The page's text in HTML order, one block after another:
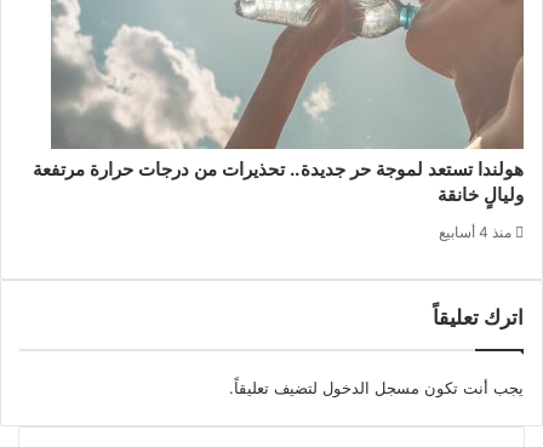
هولندا تستعد لموجة حر جديدة.. تحذيرات من درجات حرارة مرتفعة
وليالٍ خانقة
منذ 4 أسابيع
اترك تعليقاً
يجب أنت تكون مسجل الدخول لتضيف تعليقاً.